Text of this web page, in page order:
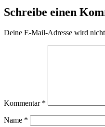
Schreibe einen
Deine E-Mail-Adresse wird
Kommentar *
Name *